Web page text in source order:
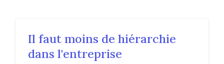
Il faut moins de hiérarchie
dans l'entreprise